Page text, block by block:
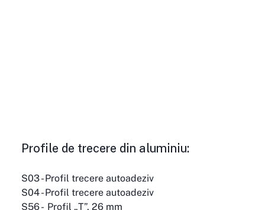
Profile de trecere din aluminiu:
S03 - Profil trecere autoadeziv
S04 - Profil trecere autoadeziv
S56 -  Profil „T”, 26 mm